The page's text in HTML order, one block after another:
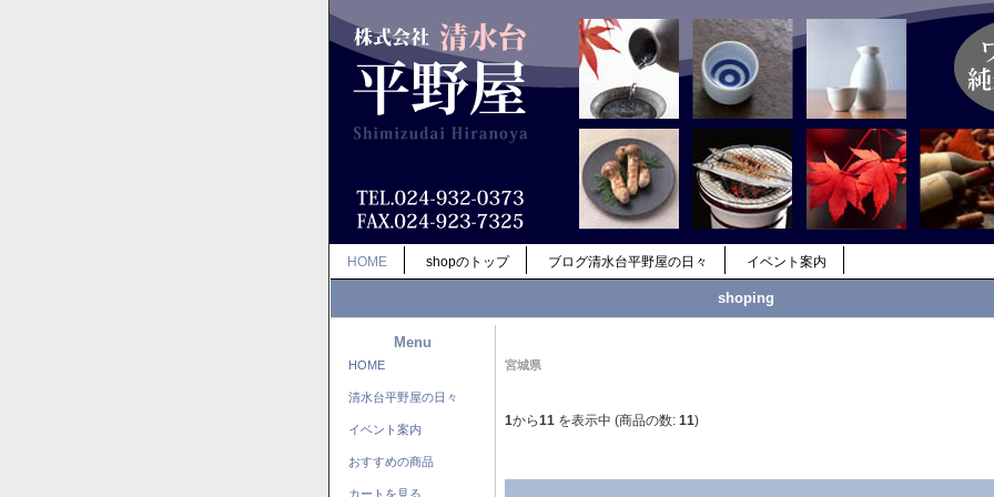
HOME shopのトップ ブログ清水台平野屋の日々 イベント案内
shoping
Menu
HOME
清水台平野屋の日々
イベント案内
おすすめの商品
カートを見る
宮城県
1から11 を表示中 (商品の数: 11)